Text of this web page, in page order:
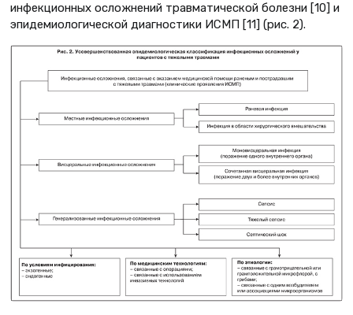
инфекционных осложнений травматической болезни [10] и
эпидемиологической диагностики ИСМП [11] (рис. 2).